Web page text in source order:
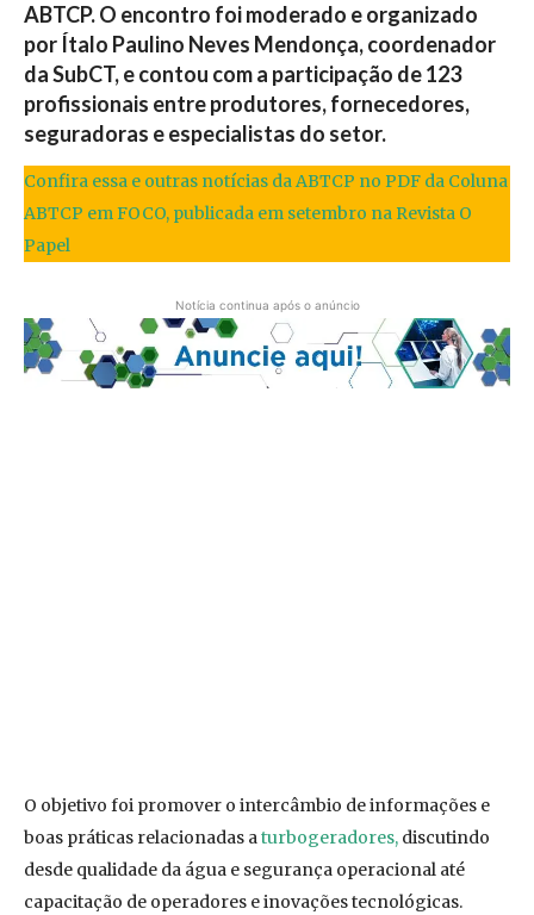
ABTCP. O encontro foi moderado e organizado
por Ítalo Paulino Neves Mendonça, coordenador
da SubCT, e contou com a participação de 123
profissionais entre produtores, fornecedores,
seguradoras e especialistas do setor.
Confira essa e outras notícias da ABTCP no PDF da Coluna
ABTCP em FOCO, publicada em setembro na Revista O
Papel
Notícia continua após o anúncio
O objetivo foi promover o intercâmbio de informações e
boas práticas relacionadas aturbogeradores, discutindo
desde qualidade da água e segurança operacional até
capacitação de operadores e inovações tecnológicas.